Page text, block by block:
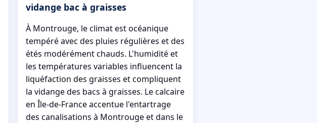
vidange bac à graisses
À Montrouge, le climat est océanique
tempéré avec des pluies régulières et des
étés modérément chauds. L'humidité et
les températures variables influencent la
liquéfaction des graisses et compliquent
la vidange des bacs à graisses. Le calcaire
en Île-de-France accentue l'entartrage
des canalisations à Montrouge et dans le